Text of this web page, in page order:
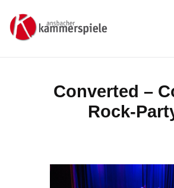
Converted –
Rock-
Aktuelles
Kartenkauf
Gastronomie
Sponsoren